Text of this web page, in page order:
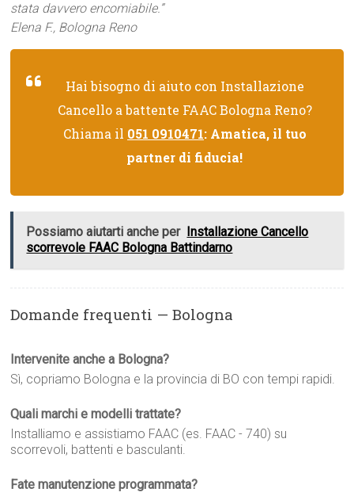
stata davvero encomiabile.”
Elena F., Bologna Reno
Hai bisogno di aiuto con Installazione
Cancello a battente FAAC Bologna Reno?
Chiama il 051 0910471: Amatica, il tuo
partner di fiducia!
Possiamo aiutarti anche per Installazione Cancello
scorrevole FAAC Bologna Battindarno
Domande frequenti — Bologna
Intervenite anche a Bologna?
Sì, copriamo Bologna e la provincia di BO con tempi rapidi.
Quali marchi e modelli trattate?
Installiamo e assistiamo FAAC (es. FAAC - 740) su
scorrevoli, battenti e basculanti.
Fate manutenzione programmata?